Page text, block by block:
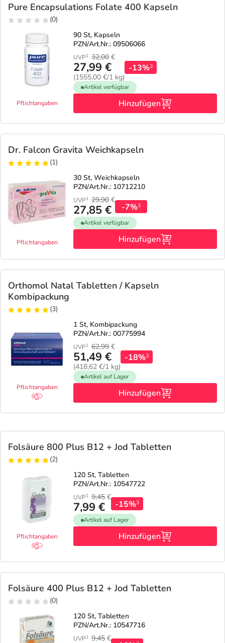
Pure Encapsulations Folate 400 Kapseln
(0)
Pflichtangaben
90 St, Kapseln
PZN/Art.Nr.: 09506066
UVP1 32,00 €
27,99 €
(1555,00 €/1 kg)
-13%3
Artikel verfügbar
Hinzufügen
Dr. Falcon Gravita Weichkapseln
(1)
Pflichtangaben
30 St, Weichkapseln
PZN/Art.Nr.: 10712210
UVP1 29,90 €
27,85 € -7%3
Artikel verfügbar
Hinzufügen
Orthomol Natal Tabletten / Kapseln
Kombipackung
(3)
Pflichtangaben
1 St, Kombipackung
PZN/Art.Nr.: 00775994
UVP1 62,99 €
51,49 €
(418,62 €/1 kg)
-18%3
Artikel auf Lager
Hinzufügen
Folsäure 800 Plus B12 + Jod Tabletten
(2)
Pflichtangaben
120 St, Tabletten
PZN/Art.Nr.: 10547722
UVP1 9,45 €
7,99 € -15%3
Artikel auf Lager
Hinzufügen
Folsäure 400 Plus B12 + Jod Tabletten
(0)
120 St, Tabletten
PZN/Art.Nr.: 10547716
UVP1 9,45 €